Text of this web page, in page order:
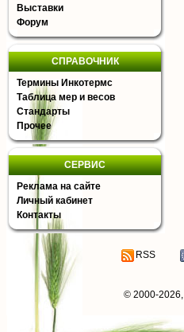
Выставки
Форум
СПРАВОЧНИК
Термины Инкотермс
Таблица мер и весов
Стандарты
Прочее
СЕРВИС
Реклама на сайте
Личный кабинет
Контакты
RSS
© 2000-2026,